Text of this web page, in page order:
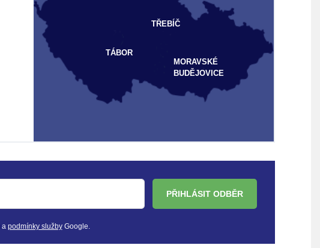
MORAVSKÉ
BUDĚJOVICE
TÁBOR
TŘEBÍČ
PŘIHLÁSIT ODBĚR
a podmínky službyGoogle.